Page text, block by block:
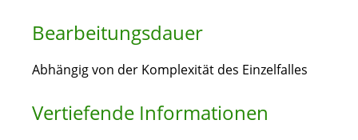
Bearbeitungsdauer
Abhängig von der Komplexität des Einzelfalles
Vertiefende Informationen